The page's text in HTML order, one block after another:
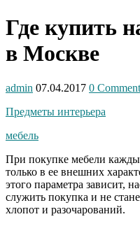
Где купить
в Москве
admin 07.04.2017 0
Предметы интерьера
мебель
При покупке мебели
только в ее внешних
этого параметра зависит,
служить покупка и не
хлопот и разочарований.